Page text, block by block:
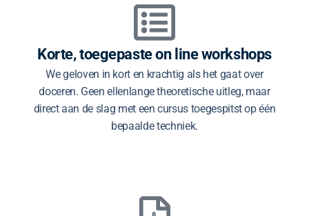
Korte, toegepaste on line workshops
We geloven in kort en krachtig als het gaat over
doceren. Geen ellenlange theoretische uitleg, maar
direct aan de slag met een cursus toegespitst op één
bepaalde techniek.